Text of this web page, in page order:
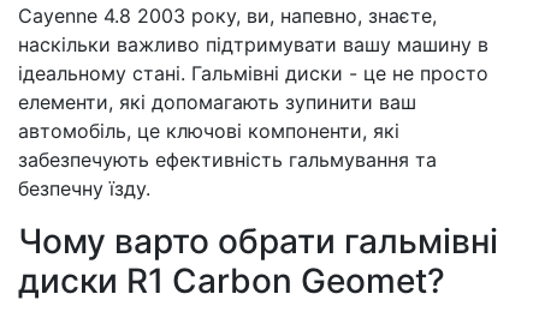
Cayenne 4.8 2003 року, ви, напевно, знаєте,
наскільки важливо підтримувати вашу машину в
ідеальному стані. Гальмівні диски - це не просто
елементи, які допомагають зупинити ваш
автомобіль, це ключові компоненти, які
забезпечують ефективність гальмування та
безпечну їзду.
Чому варто обрати гальмівні
диски R1 Carbon Geomet?